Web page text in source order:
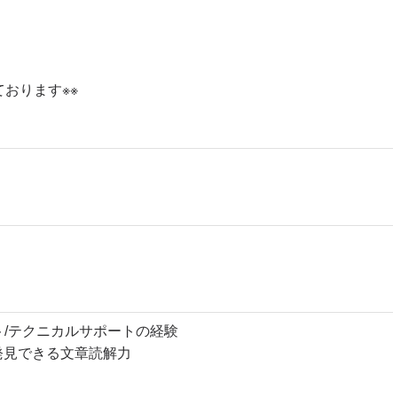
おります※※
テクニカルサポートの経験
できる文章読解力